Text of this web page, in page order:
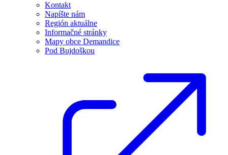
Kontakt
Napíšte nám
Región aktuálne
Informačné stránky
Mapy obce Demandice
Pod Bujdoškou